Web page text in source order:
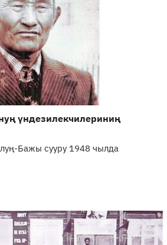
үндезилекчилериниң
Бажы сууру 1948 чылда